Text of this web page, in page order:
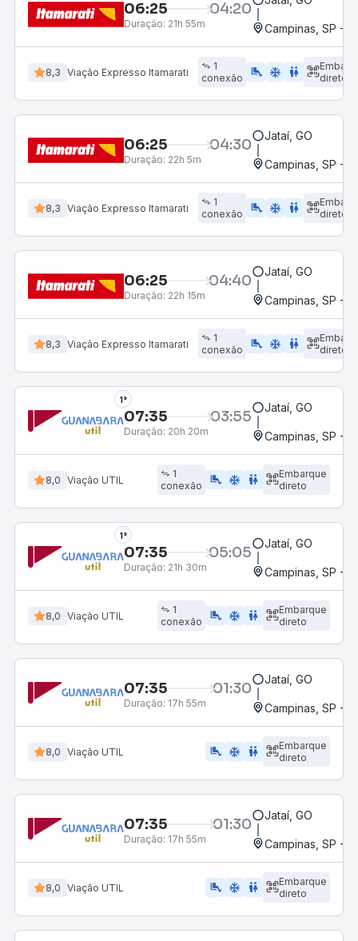
06:25 04:20
Duração: 21h 55m Campinas, SP -
8,3 Viação Expresso Itamarati
1
conexão
airline_seat_legroom_extra ac_unit wc
direto
06:25 04:30
Duração: 22h 5m
Jataí, GO
Campinas, SP -
8,3 Viação Expresso Itamarati
1
conexão
airline_seat_legroom_extra ac_unit wc
direto
06:25 04:40
Duração: 22h 15m
Jataí, GO
Campinas, SP -
8,3 Viação Expresso Itamarati
1
conexão
airline_seat_legroom_extra ac_unit wc
direto
1°
07:35 03:55
Duração: 20h 20m
Jataí, GO
Campinas, SP -
8,0 Viação UTIL
1
conexão
airline_seat_legroom_extra ac_unit WC
Embarque
direto
1°
07:35 05:05
Duração: 21h 30m
Jataí, GO
Campinas, SP -
8,0 Viação UTIL
1
conexão
airline_seat_legroom_extra ac_unit WC
Embarque
direto
07:35 01:30
Duração: 17h 55m
Jataí, GO
Campinas, SP -
8,0 Viação UTIL airline_seat_legroom_extra ac_unit wc
Embarque
direto
07:35 01:30
Duração: 17h 55m
Jataí, GO
Campinas, SP -
8,0 Viação UTIL airline_seat_legroom_extra ac_unit WC
Embarque
direto